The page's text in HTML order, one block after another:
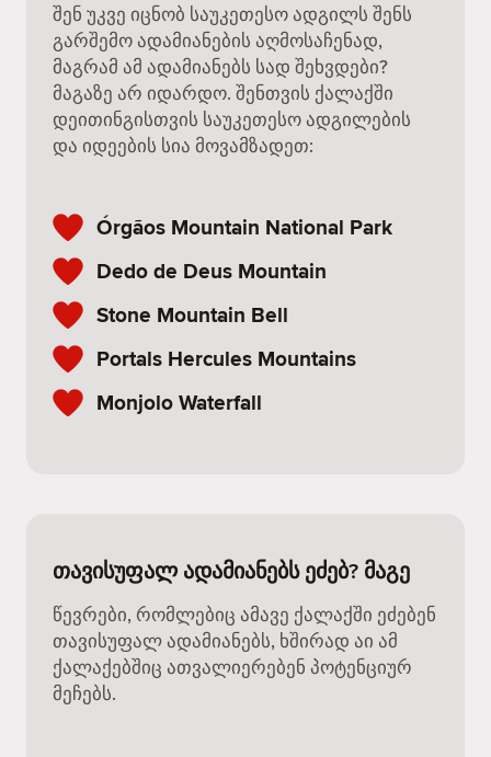
შენ უკვე იცნობ საუკეთესო ადგილს შენს
გარშემო ადამიანების აღმოსაჩენად,
მაგრამ ამ ადამიანებს სად შეხვდები?
მაგაზე არ იდარდო. შენთვის ქალაქში
დეითინგისთვის საუკეთესო ადგილების
და იდეების სია მოვამზადეთ:
Órgãos Mountain National Park
Dedo de Deus Mountain
Stone Mountain Bell
Portals Hercules Mountains
Monjolo Waterfall
თავისუფალ ადამიანებს ეძებ? მაგე
წევრები, რომლებიც ამავე ქალაქში ეძებენ
თავისუფალ ადამიანებს, ხშირად აი ამ
ქალაქებშიც ათვალიერებენ პოტენციურ
მეჩებს.